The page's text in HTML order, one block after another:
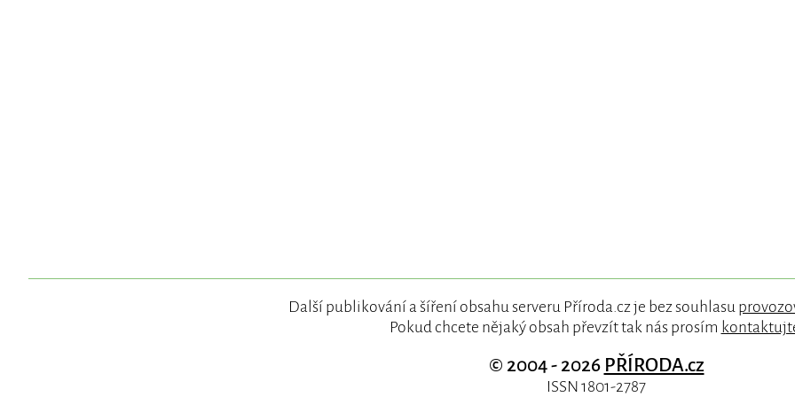
Další publikování a šíření obsahu serveru Příroda.cz je bez souhlasu
Pokud chcete nějaký obsah převzít tak nás prosím
© 2004 - 2026 PŘÍRODA.cz
ISSN 1801-2787